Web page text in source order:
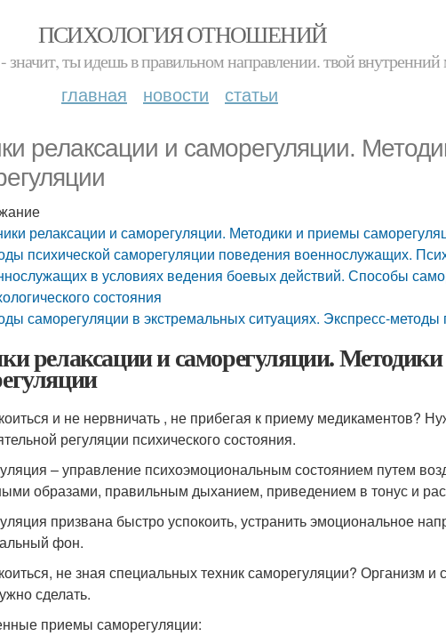
ПСИХОЛОГИЯ ОТНОШЕНИЙ
- значит, ты идешь в правильном направлении. твой
главная новости статьи
релаксации и саморегуляции.
релаксации и саморегуляции. Методики и приемы
психической саморегуляции поведения военнослужащих.
в условиях ведения боевых действий. Способы
состояния
саморегуляции в экстремальных ситуациях. Экспресс-методы
релаксации и саморегуляции.
и не нервничать , не прибегая к приему медикаментов?
регуляции психического состояния.
– управление психоэмоциональным состоянием путем
образами, правильным дыханием, приведением в тонус и
призвана быстро успокоить, устранить эмоциональное
фон.
не зная специальных техник саморегуляции? Организм
сделать.
приемы саморегуляции: